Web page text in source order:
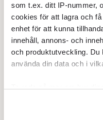
som t.ex. ditt IP-nummer,
cookies för att lagra och
enhet för att kunna
innehåll, annons- och
och produktutveckling.
använda din data och i
Ta reda på mer om hur
Du kan ändra eller dra